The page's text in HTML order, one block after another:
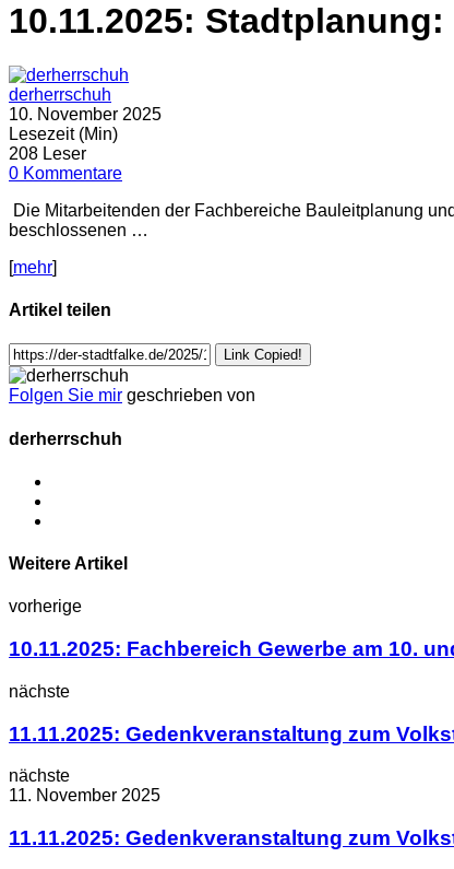
10.11.2025:
derherrschuh
10. November 2025
Lesezeit (Min)
208 Leser
0 Kommentare
Die Mitarbeitenden der Fachbereiche Bauleitplanung
beschlossenen …
[mehr]
Artikel teilen
Link Copied!
Folgen Sie mir geschrieben von
derherrschuh
Weitere Artikel
vorherige
10.11.2025: Fachbereich Gewerbe am 10.
nächste
11.11.2025: Gedenkveranstaltung zum
nächste
11. November 2025
11.11.2025: Gedenkveranstaltung zum